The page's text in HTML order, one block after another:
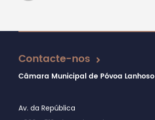
Atualizado em 11/04/2018
Contacte-nos
Câmara Municipal de Póvoa Lanhoso
Av. da República